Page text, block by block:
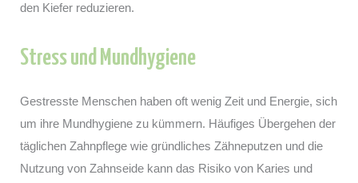
den Kiefer reduzieren.
Stress und Mundhygiene
Gestresste Menschen haben oft wenig Zeit und Energie, sich
um ihre Mundhygiene zu kümmern. Häufiges Übergehen der
täglichen Zahnpflege wie gründliches Zähneputzen und die
Nutzung von Zahnseide kann das Risiko von Karies und